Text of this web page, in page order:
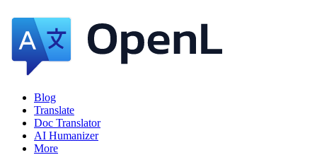
Blog
Translate
Doc Translator
AI Humanizer
More